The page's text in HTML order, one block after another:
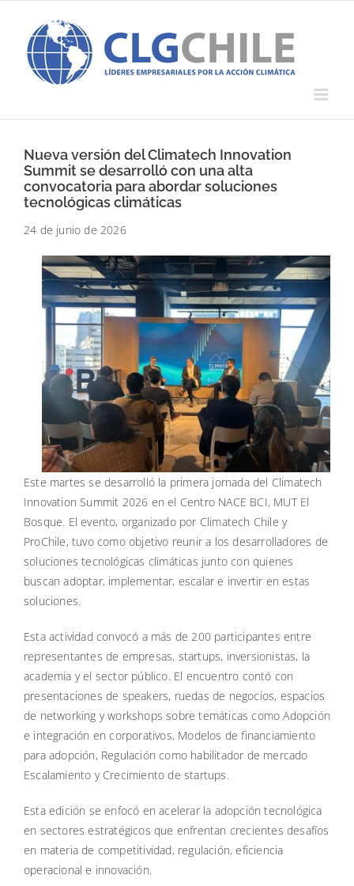
contenido
Nueva versión del Climatech Innovation
Summit se desarrolló con una alta
convocatoria para abordar soluciones
tecnológicas climáticas
24 de junio de 2026
Este martes se desarrolló la primera jornada del Climatech
Innovation Summit 2026 en el Centro NACE BCI, MUT El
Bosque. El evento, organizado por Climatech Chile y
ProChile, tuvo como objetivo reunir a los desarrolladores de
soluciones tecnológicas climáticas junto con quienes
buscan adoptar, implementar, escalar e invertir en estas
soluciones.
Esta actividad convocó a más de 200 participantes entre
representantes de empresas, startups, inversionistas, la
academia y el sector público. El encuentro contó con
presentaciones de speakers, ruedas de negocios, espacios
de networking y workshops sobre temáticas como Adopción
e integración en corporativos, Modelos de financiamiento
para adopción, Regulación como habilitador de mercado
Escalamiento y Crecimiento de startups.
Esta edición se enfocó en acelerar la adopción tecnológica
en sectores estratégicos que enfrentan crecientes desafíos
en materia de competitividad, regulación, eficiencia
operacional e innovación.